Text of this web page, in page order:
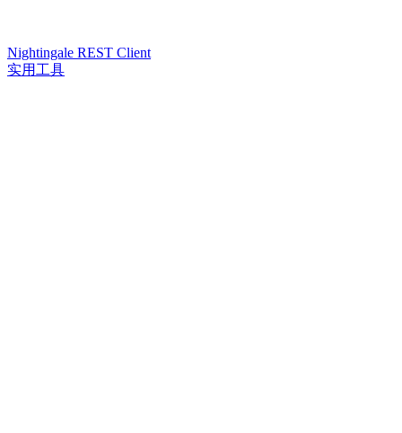
Nightingale REST Client
实用工具